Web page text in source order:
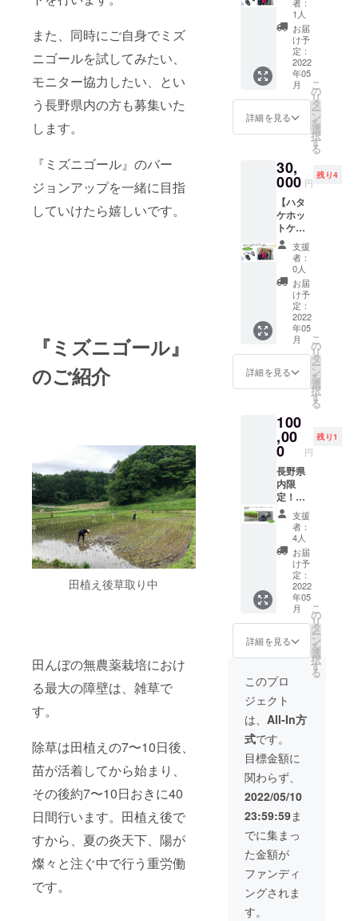
また、同時にご自身でミズ
ニゴールを試してみたい、
モニター協力したい、とい
う長野県内の方も募集いた
します。
『ミズニゴール』のバー
ジョンアップを一緒に目指
していけたら嬉しいです。
『ミズニゴール』
のご紹介
田植え後草取り中
田んぼの無農薬栽培におけ
る最大の障壁は、雑草で
す。
除草は田植えの7〜10日後、
苗が活着してから始まり、
その後約7〜10日おきに40
日間行います。田植え後で
すから、夏の炎天下、陽が
燦々と注ぐ中で行う重労働
です。
認くだ
さい！
※お米
重量5kg
※お届け
は宅配
便で
す。 ※
税・送
料込み
了後、
田植え
の日程
をご連
絡いた
しま
す。 日
程：
2022年
5月中旬
～下旬
頃、平
日また
は週末
でご案
内でき
る予定
です。
（田植
は、年
ごとの
気候で
決まる
ため、
ご希望
の日程
に添え
ない可
能性が
ありま
す。）
場所：
長野県
塩尻市
※詳細は
参加の
方にお
知らせ
しま
す。
だいて
ます。
どんな
お米が
育つの
か？
秋、収
穫した
「世界
初のミ
栽培
米」の
味をぜ
ひご確
認くだ
さい！
※お米
重量5kg
※お届け
は宅配
便で
す。 ※
消費
税・送
料込み
了後、
ミズニ
運転体
験日程
をご連
絡いた
しま
す。 日
程：
2022年
5月下
旬〜7月
上旬
（お好
きな日
程を調
整でき
す。）
長野県
塩尻市
参加の
方にお
知らせ
しま
す。
けでな
く、常
に田ん
ぼの水
をかく
はんす
ること
で水田
素がい
きわた
こにも
良く吸
収され
てとて
も美味
しくな
る、と
の証言
も農家
さんよ
りいた
だいて
ます。
どんな
お米が
か？
秋、収
「世界
初のミ
ズニ
ゴール
栽培
米」の
味をぜ
ひご確
認くだ
さい！
※お米
重量5kg
※お届け
は宅配
便で
す。 ※
税・送
料込み
了後、
お米の
収穫体
験日程
をご連
絡いた
しま
す。 日
程：
2022年
10月中
旬頃
（気候
天候、
稲の発
育状況
により
変動し
お楽し
みいた
だけま
す。 一
家族一
口でど
うぞ。
お米の
田植え
いミズ
ニゴー
ル運転
体験 ↓
いよい
よ収
穫！ ↓
自宅で
美味し
いお米
を堪能♪
この一
連の流
れで、
安全で
いお米
が出来
わか
り、お
子さん
や自由
研究に
もおす
すめで
す！ 田
舎の生
活をプ
チ体験
したい
大人
も！ ぜ
ひ長野
びに来
てくだ
募集終
了後、
体験日
程をご
たしま
す。
【日
程】 田
植え：
2022年
5月中旬
頃〜下
旬頃、
平日ま
たは週
末でご
案内で
家さん
が大切
に育て
たお米
10kg が
届きま
す。
「世界
初のミ
米」
を、ぜ
ひご賞
味くだ
さい。
安全で
美味し
い食べ
物を食
べたい
と思っ
ている
方、子
どもに
食べさ
せる食
品は慎
ている
方、ミ
ズニ
ゴール
にチャ
レンジ
したい
農家さ
んを応
援しま
せん
か？ あ
なたか
らお預
かりし
た支援
金を通
じて、
ズニ
をお届
けいた
す。 ※
お米
重量
10kg ※
お届け
便で
す。 ※
消費
税・送
料込み
ケホッ
トケ創
業メン
バー
と、食
や農業
につい
て語ろ
う♪（オ
ンライ
ン）』
30,000
円 ≪
限定4名
様≫ お
礼と活
動報告
のメー
ルお届
け＋
『ハタ
ケホッ
トケ創
業メン
バー
と、食
や農業
につい
イン飲
み
会）』
の参加
ができ
ます。
株式会
社ハタ
ケホッ
トケの
応援お
願いし
ます！
農家の
未来を
助ける
スポン
サーに
い！ 労
働力、
地球環
境、そ
して安
全な食
生活。
持続可
能な農
業と生
きがい
のある
健康で
豊かな
生活の
ため
に、
日々取
1人
お届
け予
定：
2022
年05
月
詳細を見る
こ
の
リ
タ
ー
ン
を
選
択
す
る
30,
000 円
残り4
【ハタ
ケホッ
トケ応
援！
『ハタ
ケホッ
トケ創
業メン
バー
に、地
方移
住・田
舎暮ら
しのリ
アルを
聞いて
♪（オン
ライ
ン）』
】
30,000
円 ≪
限定4名
様≫ お
礼と活
動報告
のメー
ルお届
け＋
『ハタ
ケホッ
トケ創
業メン
バー
に、地
方移
住・田
舎暮ら
しのリ
アルを
聞いて
みよう
♪（ オ
ンライ
ン飲み
会）』
の参加
ができ
ます。
株式会
社ハタ
ケホッ
トケの
応援お
支援
者：
0人
お届
け予
定：
2022
年05
月
詳細を見る
こ
の
リ
タ
ー
ン
を
選
択
す
る
100
,00
0 円
残り1
長野県
内限
定！
【ミズ
ニゴー
ルお試
しモニ
ター
コー
ス】
100,000
円 限
定5名様
『ミズ
ニゴー
ル』を
１シー
ズンレ
ンタル
してい
ただ
き、体
験試用
できる
コース
です。
製造の
都合
上、限
定5台ま
でとな
りま
す。 こ
れを読
支援
者：
4人
お届
け予
定：
2022
年05
月
詳細を見る
こ
の
リ
タ
ー
ン
を
選
択
す
る
このプロ
ジェクト
は、 All-In方
式です。
目標金額に
関わらず、
2022/05/10
23:59:59ま
でに集まっ
た金額が
ファンディ
ングされま
す。